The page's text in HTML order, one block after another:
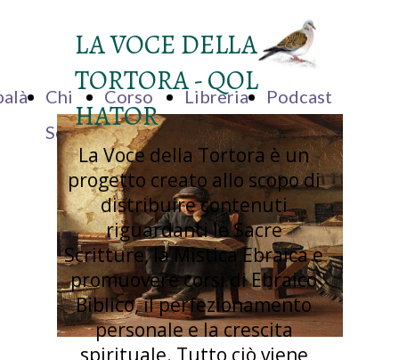
LA VOCE DELLA
TORTORA - QOL
HATOR
Chi
Sono
Corso
di
Ebraico
Libreria Podcast
La Voce della Tortora è un
progetto creato allo scopo di
distribuire contenuti
riguardanti le Sacre
Scritture, la Mistica Ebraica e
promuovere corsi di Ebraico
Biblico, il perfezionamento
personale e la crescita
spirituale. Tutto ciò viene